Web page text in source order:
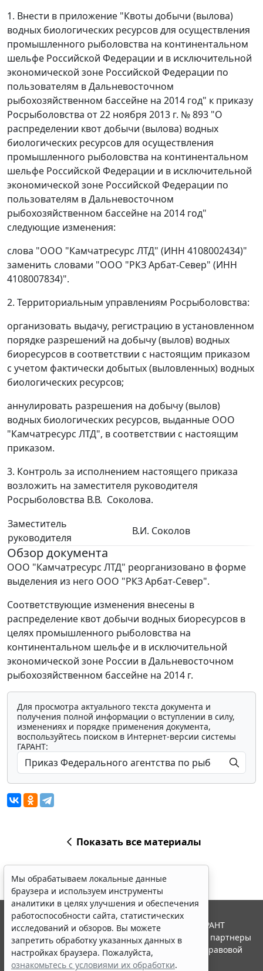
1. Внести в приложение "Квоты добычи (вылова)
водных биологических ресурсов для осуществления
промышленного рыболовства на континентальном
шельфе Российской Федерации и в исключительной
экономической зоне Российской Федерации по
пользователям в Дальневосточном
рыбохозяйственном бассейне на 2014 год" к приказу
Росрыболовства от 22 ноября 2013 г. № 893 "О
распределении квот добычи (вылова) водных
биологических ресурсов для осуществления
промышленного рыболовства на континентальном
шельфе Российской Федерации и в исключительной
экономической зоне Российской Федерации по
пользователям в Дальневосточном
рыбохозяйственном бассейне на 2014 год"
следующие изменения:
слова "ООО "Камчатресурс ЛТД" (ИНН 4108002434)"
заменить словами "ООО "РКЗ Арбат-Север" (ИНН
4108007834)".
2. Территориальным управлениям Росрыболовства:
организовать выдачу, регистрацию в установленном
порядке разрешений на добычу (вылов) водных
биоресурсов в соответствии с настоящим приказом
с учетом фактически добытых (выловленных) водных
биологических ресурсов;
аннулировать разрешения на добычу (вылов)
водных биологических ресурсов, выданные ООО
"Камчатресурс ЛТД", в соответствии с настоящим
приказом.
3. Контроль за исполнением настоящего приказа
возложить на заместителя руководителя
Росрыболовства В.В. Соколова.
Заместитель
руководителя
В.И. Соколов
Обзор документа
ООО "Камчатресурс ЛТД" реорганизовано в форме
выделения из него ООО "РКЗ Арбат-Север".
Соответствующие изменения внесены в
распределение квот добычи водных биоресурсов в
целях промышленного рыболовства на
континентальном шельфе и в исключительной
экономической зоне России в Дальневосточном
рыбохозяйственном бассейне на 2014 г.
Для просмотра актуального текста документа и
получения полной информации о вступлении в силу,
изменениях и порядке применения документа,
воспользуйтесь поиском в Интернет-версии системы
ГАРАНТ:
Показать все материалы
Мы обрабатываем локальные данные
браузера и используем инструменты
аналитики в целях улучшения и обеспечения
работоспособности сайта, статистических
исследований и обзоров. Вы можете
запретить обработку указанных данных в
настройках браузера. Пожалуйста,
ознакомьтесь с условиями их обработки.
© ООО "НПП "ГАРАНТ-СЕРВИС", 2026. Система ГАРАНТ
выпускается с 1990 года. Компания "Гарант" и ее партнеры
являются участниками Российской ассоциации правовой
информации ГАРАНТ.